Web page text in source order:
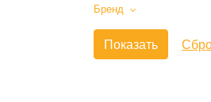
Бренд